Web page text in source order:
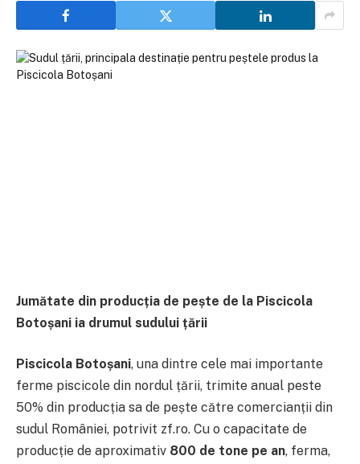
Jumătate din producția de pește de la Piscicola
Botoșani ia drumul sudului țării
Piscicola Botoșani, una dintre cele mai importante
ferme piscicole din nordul țării, trimite anual peste
50% din producția sa de pește către comercianții din
sudul României, potrivit zf.ro. Cu o capacitate de
producție de aproximativ 800 de tone pe an, ferma,